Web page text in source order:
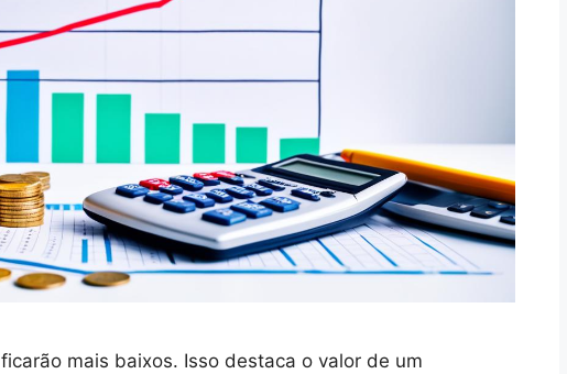
mais baixos. Isso destaca o valor de um